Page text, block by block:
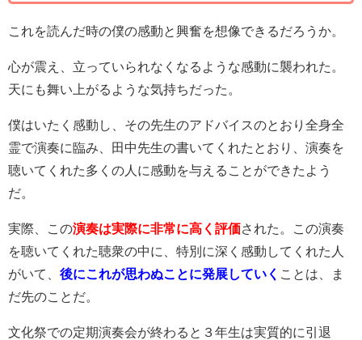
これを読んだ時の僕の感動と興奮を想像できるだろうか。
心が震え、立っていられなくなるような感動に襲われた。
天にも舞い上がるような気持ちだった。
僕はいたく感動し、その先生のアドバイスのとおり全身全
霊で演奏に臨み、田中先生の書いてくれたとおり、演奏を
聴いてくれた多くの人に感動を与えることができたよう
だ。
実際、この演奏は実際に非常に高く評価された。この演奏
を聴いてくれた聴衆の中に、特別に深く感動してくれた人
がいて、 後にこれが思わぬことに発展していく ことは、ま
だ先のことだ。
文化祭での定期演奏会が終わると３年生は実質的に引退